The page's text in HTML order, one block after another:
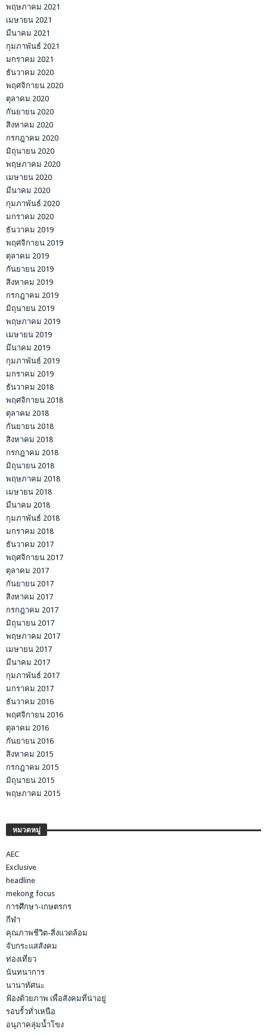
พฤษภาคม 2021
เมษายน 2021
มีนาคม 2021
กุมภาพันธ์ 2021
มกราคม 2021
ธันวาคม 2020
พฤศจิกายน 2020
ตุลาคม 2020
กันยายน 2020
สิงหาคม 2020
กรกฎาคม 2020
มิถุนายน 2020
พฤษภาคม 2020
เมษายน 2020
มีนาคม 2020
กุมภาพันธ์ 2020
มกราคม 2020
ธันวาคม 2019
พฤศจิกายน 2019
ตุลาคม 2019
กันยายน 2019
สิงหาคม 2019
กรกฎาคม 2019
มิถุนายน 2019
พฤษภาคม 2019
เมษายน 2019
มีนาคม 2019
กุมภาพันธ์ 2019
มกราคม 2019
ธันวาคม 2018
พฤศจิกายน 2018
ตุลาคม 2018
กันยายน 2018
สิงหาคม 2018
กรกฎาคม 2018
มิถุนายน 2018
พฤษภาคม 2018
เมษายน 2018
มีนาคม 2018
กุมภาพันธ์ 2018
มกราคม 2018
ธันวาคม 2017
พฤศจิกายน 2017
ตุลาคม 2017
กันยายน 2017
สิงหาคม 2017
กรกฎาคม 2017
มิถุนายน 2017
พฤษภาคม 2017
เมษายน 2017
มีนาคม 2017
กุมภาพันธ์ 2017
มกราคม 2017
ธันวาคม 2016
พฤศจิกายน 2016
ตุลาคม 2016
กันยายน 2016
สิงหาคม 2015
กรกฎาคม 2015
มิถุนายน 2015
พฤษภาคม 2015
หมวดหมู่
AEC
Exclusive
headline
mekong focus
การศึกษา-เกษตรกร
กีฬา
คุณภาพชีวิต-สิ่งแวดล้อม
จับกระแสสังคม
ท่องเที่ยว
นันทนาการ
นานาทัศนะ
ฟ้องด้วยภาพ เพื่อสังคมที่น่าอยู่
รอบรั้วทั่วเหนือ
อนุภาคลุ่มน้ำโขง